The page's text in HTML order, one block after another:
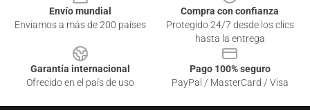
Envío mundial
Enviamos a más de 200 países
Compra con confianza
Protegido 24/7 desde los clics
hasta la entrega
Garantía internacional
Ofrecido en el país de uso
Pago 100% seguro
PayPal / MasterCard / Visa